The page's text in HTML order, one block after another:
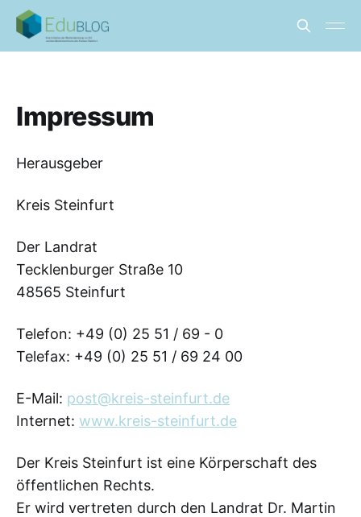
Impressum
Herausgeber
Kreis Steinfurt
Der Landrat
Tecklenburger Straße 10
48565 Steinfurt
Telefon: +49 (0) 25 51 / 69 - 0
Telefax: +49 (0) 25 51 / 69 24 00
E-Mail: post@kreis-steinfurt.de
Internet: www.kreis-steinfurt.de
Der Kreis Steinfurt ist eine Körperschaft des
öffentlichen Rechts.
Er wird vertreten durch den Landrat Dr. Martin